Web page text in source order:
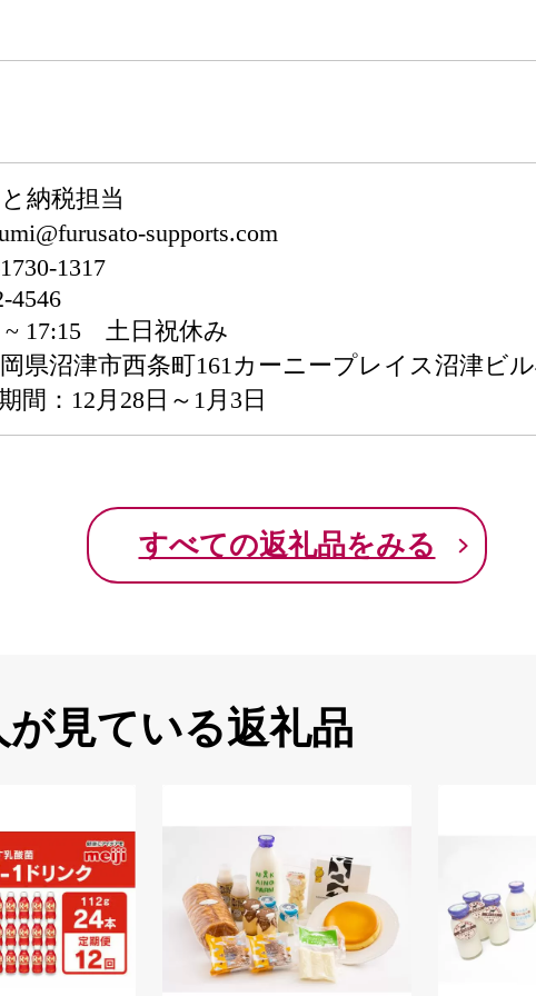
納税担当
supports.com
1317
4546
~ 17:15 土日祝休み
岡県沼津市西条町161カーニープレイス沼津ビ
間：12月28日～1月3日
すべての返礼品をみる
見ている返礼品